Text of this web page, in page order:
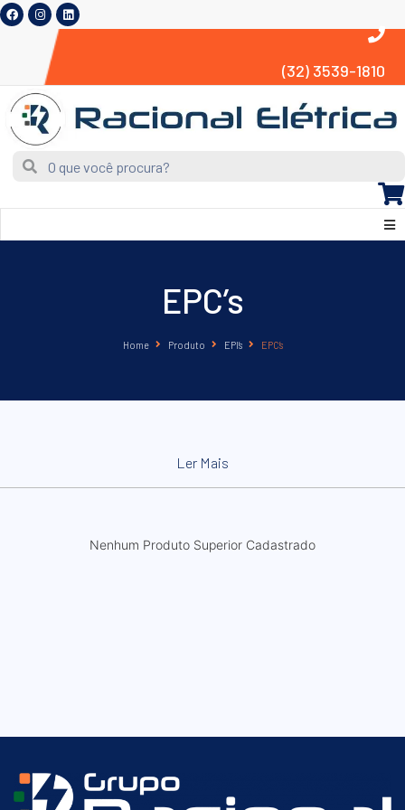
(32) 3539-1810
EPC’s
Home Produto EPI’s EPC’s
Ler Mais
Nenhum Produto Superior Cadastrado